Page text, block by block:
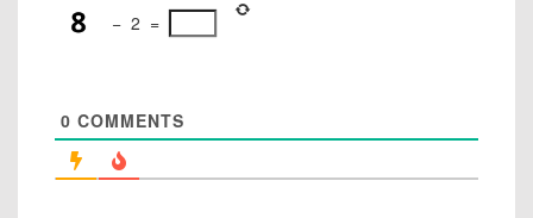
− 2 =
0 COMMENTS